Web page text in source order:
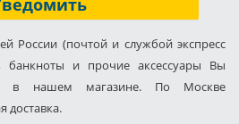
России (почтой и службой экспресс
банкноты и прочие аксессуары Вы
в нашем магазине. По Москве
доставка.